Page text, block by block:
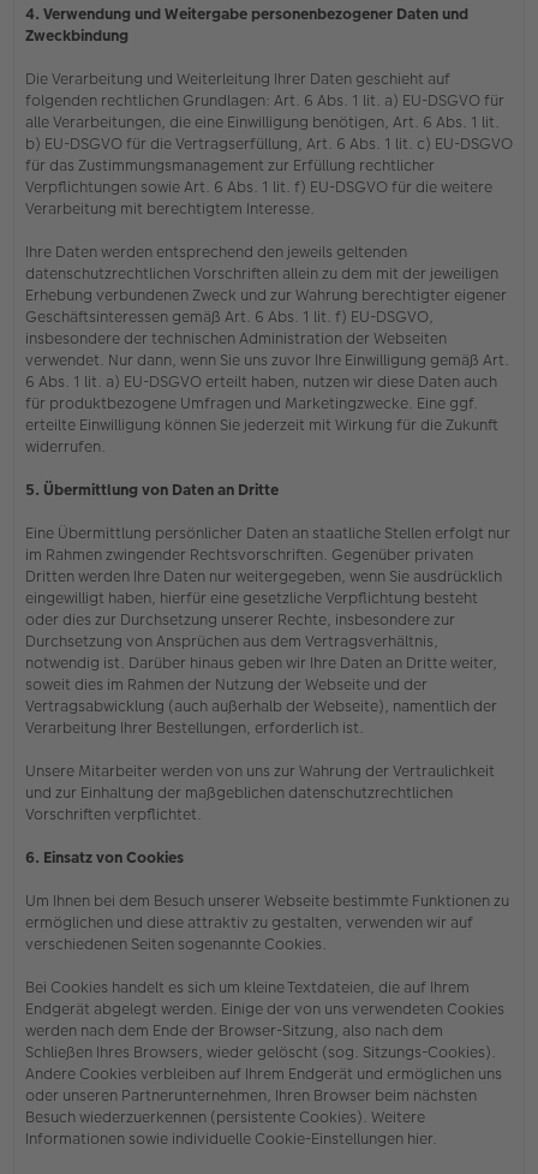
4. Verwendung und Weitergabe personenbezogener Daten und
Zweckbindung
Die Verarbeitung und Weiterleitung Ihrer Daten geschieht auf
folgenden rechtlichen Grundlagen: Art. 6 Abs. 1 lit. a) EU-DSGVO für
alle Verarbeitungen, die eine Einwilligung benötigen, Art. 6 Abs. 1 lit.
b) EU-DSGVO für die Vertragserfüllung, Art. 6 Abs. 1 lit. c) EU-DSGVO
für das Zustimmungsmanagement zur Erfüllung rechtlicher
Verpflichtungen sowie Art. 6 Abs. 1 lit. f) EU-DSGVO für die weitere
Verarbeitung mit berechtigtem Interesse.
Ihre Daten werden entsprechend den jeweils geltenden
datenschutzrechtlichen Vorschriften allein zu dem mit der jeweiligen
Erhebung verbundenen Zweck und zur Wahrung berechtigter eigener
Geschäftsinteressen gemäß Art. 6 Abs. 1 lit. f) EU-DSGVO,
insbesondere der technischen Administration der Webseiten
verwendet. Nur dann, wenn Sie uns zuvor Ihre Einwilligung gemäß Art.
6 Abs. 1 lit. a) EU-DSGVO erteilt haben, nutzen wir diese Daten auch
für produktbezogene Umfragen und Marketingzwecke. Eine ggf.
erteilte Einwilligung können Sie jederzeit mit Wirkung für die Zukunft
widerrufen.
5. Übermittlung von Daten an Dritte
Eine Übermittlung persönlicher Daten an staatliche Stellen erfolgt nur
im Rahmen zwingender Rechtsvorschriften. Gegenüber privaten
Dritten werden Ihre Daten nur weitergegeben, wenn Sie ausdrücklich
eingewilligt haben, hierfür eine gesetzliche Verpflichtung besteht
oder dies zur Durchsetzung unserer Rechte, insbesondere zur
Durchsetzung von Ansprüchen aus dem Vertragsverhältnis,
notwendig ist. Darüber hinaus geben wir Ihre Daten an Dritte weiter,
soweit dies im Rahmen der Nutzung der Webseite und der
Vertragsabwicklung (auch außerhalb der Webseite), namentlich der
Verarbeitung Ihrer Bestellungen, erforderlich ist.
Unsere Mitarbeiter werden von uns zur Wahrung der Vertraulichkeit
und zur Einhaltung der maßgeblichen datenschutzrechtlichen
Vorschriften verpflichtet.
6. Einsatz von Cookies
Um Ihnen bei dem Besuch unserer Webseite bestimmte Funktionen zu
ermöglichen und diese attraktiv zu gestalten, verwenden wir auf
verschiedenen Seiten sogenannte Cookies.
Bei Cookies handelt es sich um kleine Textdateien, die auf Ihrem
Endgerät abgelegt werden. Einige der von uns verwendeten Cookies
werden nach dem Ende der Browser-Sitzung, also nach dem
Schließen Ihres Browsers, wieder gelöscht (sog. Sitzungs-Cookies).
Andere Cookies verbleiben auf Ihrem Endgerät und ermöglichen uns
oder unseren Partnerunternehmen, Ihren Browser beim nächsten
Besuch wiederzuerkennen (persistente Cookies). Weitere
Informationen sowie individuelle Cookie-Einstellungen hier.